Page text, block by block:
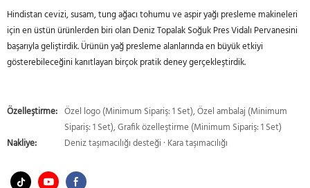
Hindistan cevizi, susam, tung ağacı tohumu ve aspir yağı presleme makineleri
için en üstün ürünlerden biri olan Deniz Topalak Soğuk Pres Vidalı Pervanesini
başarıyla geliştirdik. Ürünün yağ presleme alanlarında en büyük etkiyi
gösterebileceğini kanıtlayan birçok pratik deney gerçekleştirdik.
Özelleştirme: Özel logo (Minimum Sipariş: 1 Set), Özel ambalaj (Minimum
Sipariş: 1 Set), Grafik özelleştirme (Minimum Sipariş: 1 Set)
Nakliye:
Deniz taşımacılığı desteği · Kara taşımacılığı